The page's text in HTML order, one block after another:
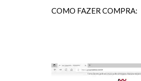
COMO FAZER COMPRA: